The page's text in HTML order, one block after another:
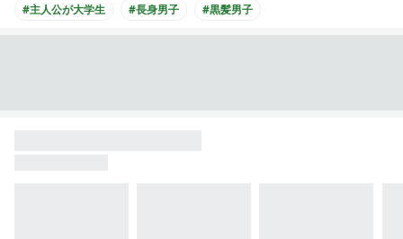
#主人公が大学生
#長身男子 #黒髪男子